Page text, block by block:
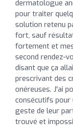
dermatologue
pour traiter
solution retenu
fort, sauf
fortement et
second rendez-
disant que ça
prescrivant des
onéreuses. J'ai
consécutifs pour
geste de leur
trouvé et